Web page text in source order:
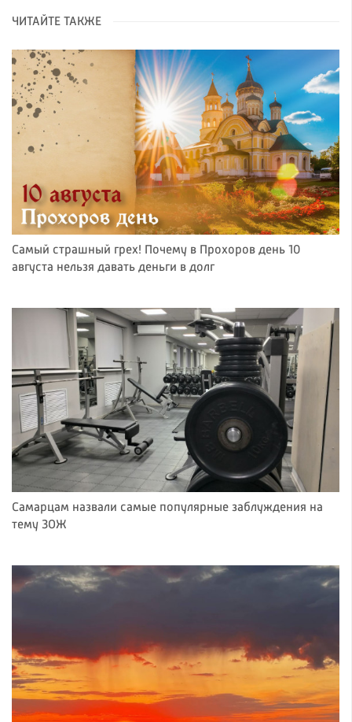
ЧИТАЙТЕ ТАКЖЕ
Самый страшный грех! Почему в Прохоров день 10
августа нельзя давать деньги в долг
Самарцам назвали самые популярные заблуждения на
тему ЗОЖ